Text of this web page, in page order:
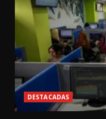
DESTACADAS